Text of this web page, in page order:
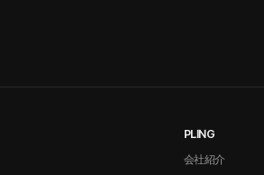
PLING
会社紹介